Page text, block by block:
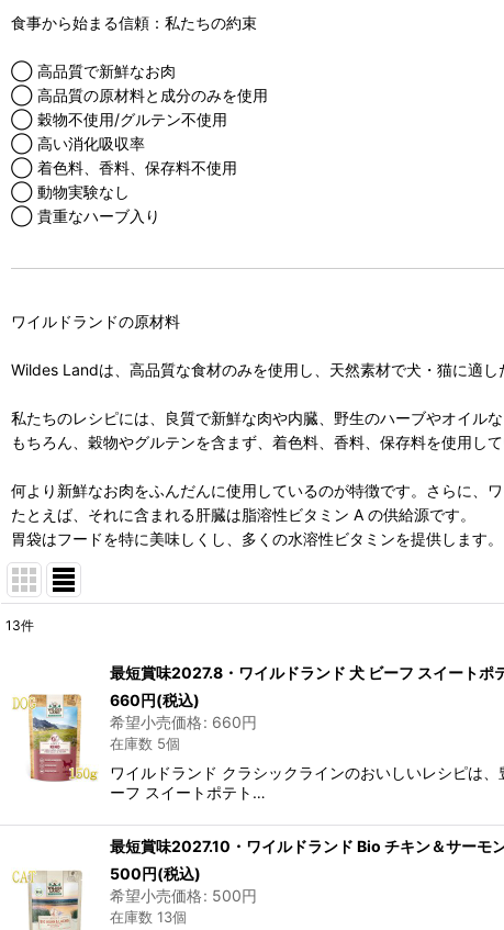
食事から始まる信頼：私たちの約束
◯ 高品質で新鮮なお肉
◯ 高品質の原材料と成分のみを使用
◯ 穀物不使用/グルテン不使用
◯ 高い消化吸収率
◯ 着色料、香料、保存料不使用
◯ 動物実験なし
◯ 貴重なハーブ入り
ワイルドランドの原材料
Wildes Landは、高品質な食材のみを使用し、天然素材で犬・猫に適し
私たちのレシピには、良質で新鮮な肉や内臓、野生のハーブやオイル
もちろん、穀物やグルテンを含まず、着色料、香料、保存料を使用して
何より新鮮なお肉をふんだんに使用しているのが特徴です。さらに、
たとえば、それに含まれる肝臓は脂溶性ビタミン A の供給源です。
胃袋はフードを特に美味しくし、多くの水溶性ビタミンを提供します。
在庫あり
並び順:
13件
最短賞味2027.8・ワイルドランド 犬 ビーフ スイート
660円(税込)
希望小売価格: 660円
在庫数 5個
ワイルドランド クラシックラインのおいしいレシピは
ーフ スイートポテト…
最短賞味2027.10・ワイルドランド Bio チキン＆サー
500円(税込)
希望小売価格: 500円
在庫数 13個